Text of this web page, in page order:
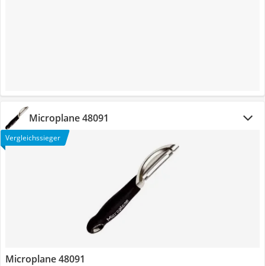
Microplane 48091
Vergleichssieger
Microplane 48091